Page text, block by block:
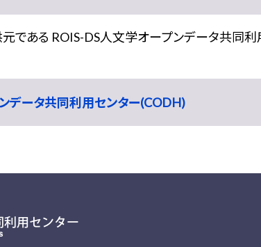
である ROIS-DS人文学オープンデータ共同
データ共同利用センター(CODH)